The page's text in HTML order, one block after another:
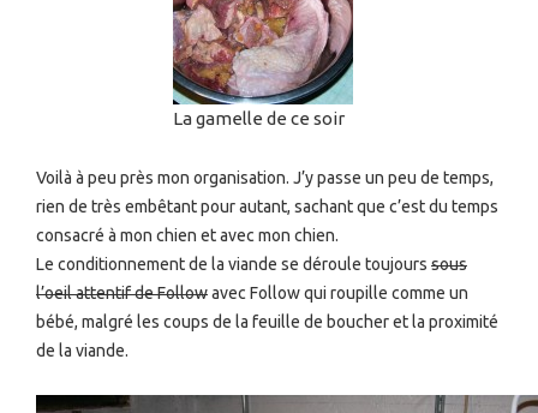
La gamelle de ce soir
Voilà à peu près mon organisation. J’y passe un peu de temps,
rien de très embêtant pour autant, sachant que c’est du temps
consacré à mon chien et avec mon chien.
Le conditionnement de la viande se déroule toujours sous
l’oeil attentif de Followavec Follow qui roupille comme un
bébé, malgré les coups de la feuille de boucher et la proximité
de la viande.